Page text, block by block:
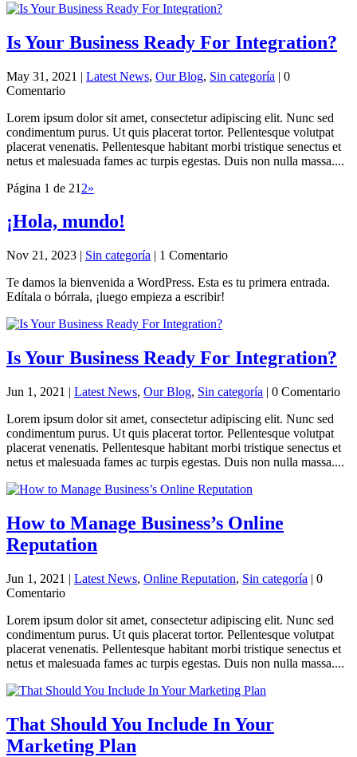
Is Your Business Ready For Integration?
May 31, 2021 | Latest News, Our Blog, Sin categoría | 0
Comentario
Lorem ipsum dolor sit amet, consectetur adipiscing elit. Nunc sed
condimentum purus. Ut quis placerat tortor. Pellentesque volutpat
placerat venenatis. Pellentesque habitant morbi tristique senectus et
netus et malesuada fames ac turpis egestas. Duis non nulla massa....
Página 1 de 21 2»
¡Hola, mundo!
Nov 21, 2023 | Sin categoría | 1 Comentario
Te damos la bienvenida a WordPress. Esta es tu primera entrada.
Edítala o bórrala, ¡luego empieza a escribir!
Is Your Business Ready For Integration?
Jun 1, 2021 | Latest News, Our Blog, Sin categoría | 0 Comentario
Lorem ipsum dolor sit amet, consectetur adipiscing elit. Nunc sed
condimentum purus. Ut quis placerat tortor. Pellentesque volutpat
placerat venenatis. Pellentesque habitant morbi tristique senectus et
netus et malesuada fames ac turpis egestas. Duis non nulla massa....
How to Manage Business’s Online
Reputation
Jun 1, 2021 | Latest News, Online Reputation, Sin categoría | 0
Comentario
Lorem ipsum dolor sit amet, consectetur adipiscing elit. Nunc sed
condimentum purus. Ut quis placerat tortor. Pellentesque volutpat
placerat venenatis. Pellentesque habitant morbi tristique senectus et
netus et malesuada fames ac turpis egestas. Duis non nulla massa....
That Should You Include In Your
Marketing Plan